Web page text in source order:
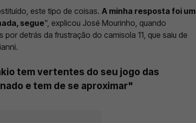
este tipo de coisas. A minha resposta foi um
segue", explicou José Mourinho, quando
detrás da frustração do camisola 11, que saiu de
tem vertentes do seu jogo das
e tem de se aproximar"